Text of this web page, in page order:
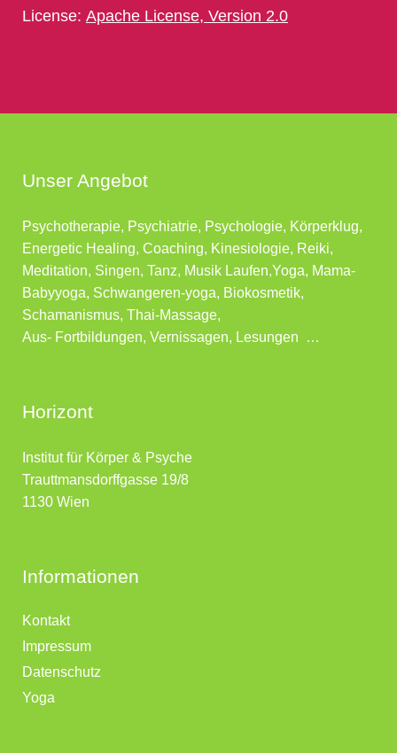
License: Apache License, Version 2.0
Unser Angebot
Psychotherapie, Psychiatrie, Psychologie, Körperklug,
Energetic Healing, Coaching, Kinesiologie, Reiki,
Meditation, Singen, Tanz, Musik Laufen,Yoga, Mama-
Babyyoga, Schwangeren-yoga, Biokosmetik,
Schamanismus, Thai-Massage,
Aus- Fortbildungen, Vernissagen, Lesungen …
Horizont
Institut für Körper & Psyche
Trauttmansdorffgasse 19/8
1130 Wien
Informationen
Kontakt
Impressum
Datenschutz
Yoga